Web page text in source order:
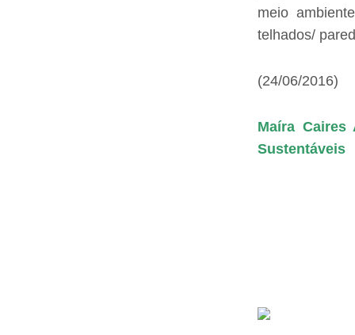
meio
telhados/
(24/06/2016)
Maíra Caires
Sustentáveis